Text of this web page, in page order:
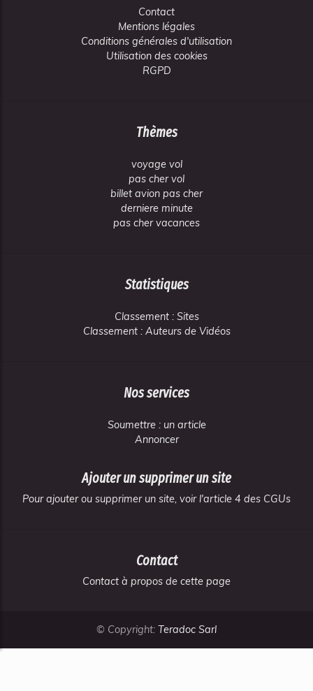
Contact
Mentions légales
Conditions générales d'utilisation
Utilisation des cookies
RGPD
Thèmes
voyage vol
pas cher vol
billet avion pas cher
derniere minute
pas cher vacances
Statistiques
Classement : Sites
Classement : Auteurs de Vidéos
Nos services
Soumettre : un article
Annoncer
Ajouter un supprimer un site
Pour ajouter ou supprimer un site, voir l'article 4 des CGUs
Contact
Contact à propos de cette page
© Copyright: Teradoc Sarl